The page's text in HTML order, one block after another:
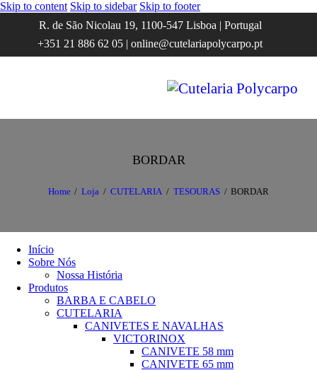
Skip to content Skip to sidebar Skip to footer
R. de São Nicolau 19, 1100-547 Lisboa | Portugal
+351 21 886 62 05 | online@cutelariapolycarpo.pt
BORDAR
Home Loja CUTELARIA TESOURAS BORDAR
Início
Sobre Nós
Nossa História
Produtos
BARBA E CABELO
CUTELARIA
CANIVETES E NAVALHAS
VICTORINOX
CANIVETE 58 mm
CANIVETE 65 mm